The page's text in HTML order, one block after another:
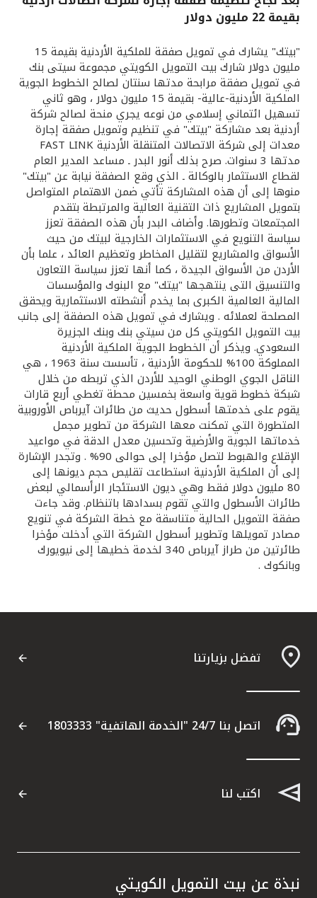
القنوات المصرفية
أدوات وخدمات
خدمات ما بعد البيع
اتصل بنا
مواقع الفروع وأجهزة الصرف الآلي
ألمانيا
ماليزيا
تركيا
مصر
المملكة المتحدة
مملكة البحرين
بقيمة 22 مليون دولار
"بيتك" يشارك في تمويل صفقة للملكية الأردنية بقيمة 15
مليون دولار شارك بيت التمويل الكويتي مجموعة سيتى بنك
في تمويل صفقة مرابحة مدتها سنتان لصالح الخطوط الجوية
الملكية الأردنية-عالية- بقيمة 15 مليون دولار ، وهو ثاني
تسهيل ائتماني إسلامي من نوعه يجري منحة لصالح شركة
أردنية بعد مشاركة "بيتك" في تنظيم وتمويل صفقة إجارة
معدات إلى شركة الاتصالات المتنقلة الأردنية FAST LINK
مدتها 3 سنوات. صرح بذلك أنور البدر ـ مساعد المدير العام
لقطاع الاستثمار بالوكالة ـ الذي وقع الصفقة نيابة عن "بيتك"
منوها إلى أن هذه المشاركة تأتي ضمن الاهتمام المتواصل
بتمويل المشاريع ذات التقنية العالية والمرتبطة بتقدم
المجتمعات وتطورها. وأضاف البدر بأن هذه الصفقة تعزز
سياسة التنويع في الاستثمارات الخارجية لبيتك من حيث
الأسواق والمشاريع لتقليل المخاطر وتعظيم العائد ، علما بأن
الأردن من الأسواق الجيدة ، كما أنها تعزز سياسة التعاون
والتنسيق التى ينتهجها "بيتك" مع البنوك والمؤسسات
المالية العالمية الكبرى بما يخدم أنشطته الاستثمارية ويحقق
المصلحة لعملائه . ويشارك في تمويل هذه الصفقة إلى جانب
بيت التمويل الكويتي كل من سيتي بنك وبنك الجزيرة
السعودي. ويذكر أن الخطوط الجوية الملكية الأردنية
المملوكة 100% للحكومة الأردنية ، تأسست سنة 1963 ، هي
الناقل الجوي الوطني الوحيد للأردن الذي تربطه من خلال
شبكة خطوط قوية واسعة بخمسين محطة تغطي أربع قارات
يقوم على خدمتها أسطول حديث من طائرات آيرباص الأوروبية
المتطورة التي تمكنت معها الشركة من تطوير مجمل
خدماتها الجوية والأرضية وتحسين معدل الدقة في مواعيد
الإقلاع والهبوط لتصل مؤخرا إلى حوالى 90% . وتجدر الإشارة
إلى أن الملكية الأردنية استطاعت تقليص حجم ديونها إلى
80 مليون دولار فقط وهي ديون الاستئجار الرأسمالي لبعض
طائرات الأسطول والتي تقوم بسدادها باتنظام. وقد جاءت
صفقة التمويل الحالية متناسقة مع خطة الشركة في تنويع
مصادر تمويلها وتطوير أسطول الشركة التي أدخلت مؤخرا
طائرتين من طراز آيرباص 340 لخدمة خطيها إلى نيويورك
وبانكوك .
تفضل بزيارتنا
اتصل بنا 24/7 "الخدمة الهاتفية" 1803333
اكتب لنا
نبذة عن بيت التمويل الكويتي